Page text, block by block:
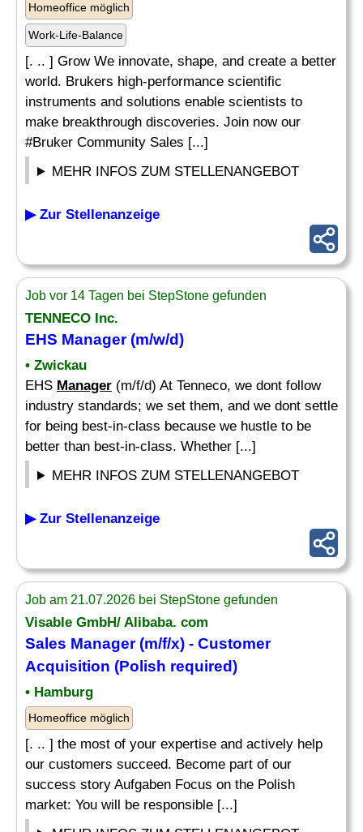
Homeoffice möglich
Work-Life-Balance
[. .. ] Grow We innovate, shape, and create a better
world. Brukers high-performance scientific
instruments and solutions enable scientists to
make breakthrough discoveries. Join now our
#Bruker Community Sales [...]
MEHR INFOS ZUM STELLENANGEBOT
▶ Zur Stellenanzeige
Job vor 14 Tagen bei StepStone gefunden
TENNECO Inc.
EHS Manager(m/w/d)
• Zwickau
EHS Manager (m/f/d) At Tenneco, we dont follow
industry standards; we set them, and we dont settle
for being best-in-class because we hustle to be
better than best-in-class. Whether [...]
MEHR INFOS ZUM STELLENANGEBOT
▶ Zur Stellenanzeige
Job am 21.07.2026 bei StepStone gefunden
Visable GmbH/ Alibaba. com
Sales Manager(m/f/x) - Customer
Acquisition (Polish required)
• Hamburg
Homeoffice möglich
[. .. ] the most of your expertise and actively help
our customers succeed. Become part of our
success story Aufgaben Focus on the Polish
market: You will be responsible [...]